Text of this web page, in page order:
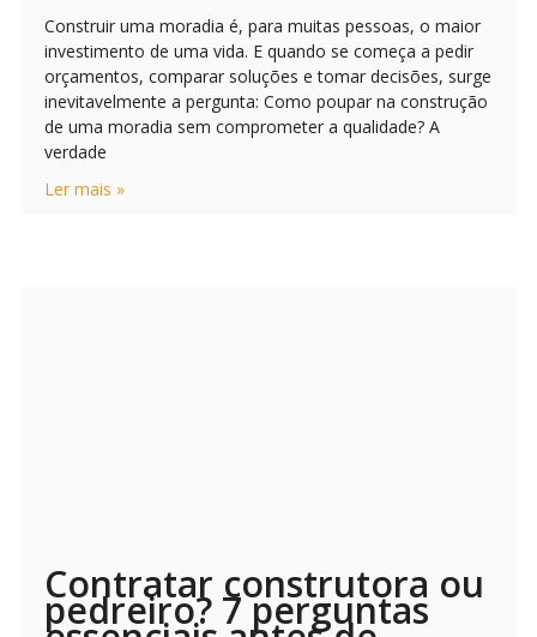
Construir uma moradia é, para muitas pessoas, o maior
investimento de uma vida. E quando se começa a pedir
orçamentos, comparar soluções e tomar decisões, surge
inevitavelmente a pergunta: Como poupar na construção
de uma moradia sem comprometer a qualidade? A
verdade
Ler mais »
Contratar construtora ou
pedreiro? 7 perguntas